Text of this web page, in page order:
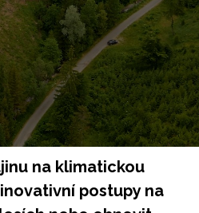
na klimatickou
postupy na